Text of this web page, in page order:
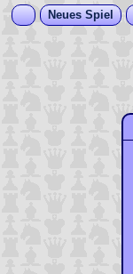
Neues Spiel